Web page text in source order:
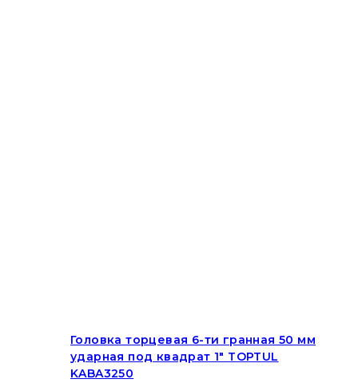
Головка торцевая 6-ти гранная 50 мм
ударная под квадрат 1″ TOPTUL
KABA3250